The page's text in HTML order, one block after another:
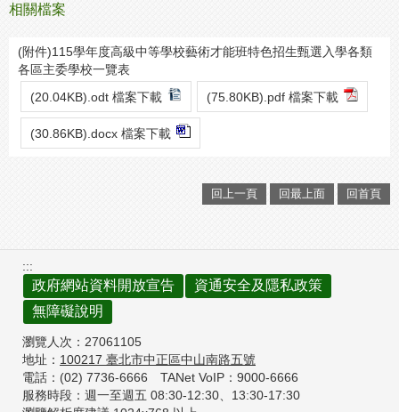
相關檔案
(附件)115學年度高級中等學校藝術才能班特色招生甄選入學各類
各區主委學校一覽表
(20.04KB).odt 檔案下載
(75.80KB).pdf 檔案下載
(30.86KB).docx 檔案下載
回上一頁 回最上面 回首頁
:::
政府網站資料開放宣告
資通安全及隱私政策
無障礙說明
瀏覽人次： 27061105
地址： 100217 臺北市中正區中山南路五號
電話：(02) 7736-6666 TANet VoIP：9000-6666
服務時段：週一至週五 08:30-12:30、 13:30-17:30